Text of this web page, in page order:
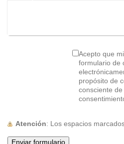
Acepto que
formulario de
electrónicamente y
propósito de
consciente
Atención : Los espacios